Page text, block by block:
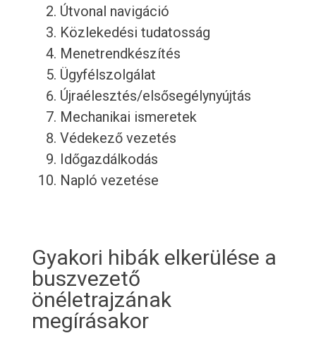
Útvonal navigáció
Közlekedési tudatosság
Menetrendkészítés
Ügyfélszolgálat
Újraélesztés/elsősegélynyújtás
Mechanikai ismeretek
Védekező vezetés
Időgazdálkodás
Napló vezetése
Gyakori hibák elkerülése a
buszvezető
önéletrajzának
megírásakor